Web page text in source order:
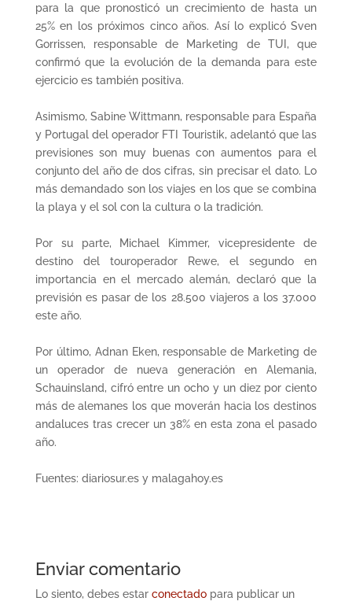
para la que pronosticó un crecimiento de hasta un
25% en los próximos cinco años. Así lo explicó Sven
Gorrissen, responsable de Marketing de TUI, que
confirmó que la evolución de la demanda para este
ejercicio es también positiva.
Asimismo, Sabine Wittmann, responsable para España
y Portugal del operador FTI Touristik, adelantó que las
previsiones son muy buenas con aumentos para el
conjunto del año de dos cifras, sin precisar el dato. Lo
más demandado son los viajes en los que se combina
la playa y el sol con la cultura o la tradición.
Por su parte, Michael Kimmer, vicepresidente de
destino del touroperador Rewe, el segundo en
importancia en el mercado alemán, declaró que la
previsión es pasar de los 28.500 viajeros a los 37.000
este año.
Por último, Adnan Eken, responsable de Marketing de
un operador de nueva generación en Alemania,
Schauinsland, cifró entre un ocho y un diez por ciento
más de alemanes los que moverán hacia los destinos
andaluces tras crecer un 38% en esta zona el pasado
año.
Fuentes: diariosur.es y malagahoy.es
Enviar comentario
Lo siento, debes estar conectadopara publicar un